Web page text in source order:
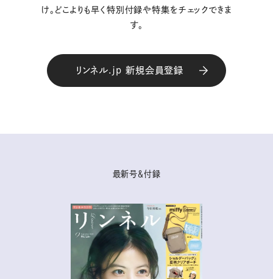
け。どこよりも早く特別付録や特集をチェックできま
す。
リンネル.jp 新規会員登録
最新号＆付録